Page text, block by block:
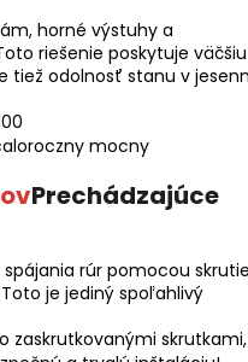
horné výstuhy a
riešenie poskytuje väčšiu
tiež odolnosť stanu v
Prechádzajúce
rúr pomocou
je jediný spoľahlivý
zaskrutkovanými skrutkami,